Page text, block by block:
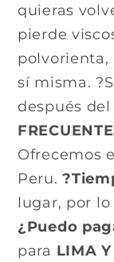
quieras
pierde
polvorienta,
sí misma.
después del
Ofrecemos
Peru.
lugar, por lo
¿Puedo
para LIMA